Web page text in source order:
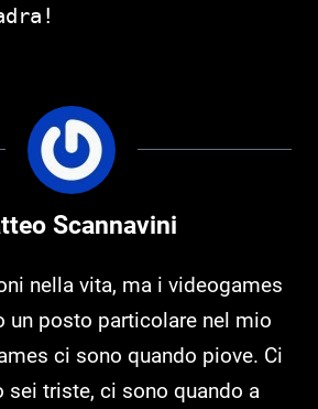
Scannavini
nella vita, ma i videogames
un posto particolare nel mio
ci sono quando piove. Ci
sei triste, ci sono quando a